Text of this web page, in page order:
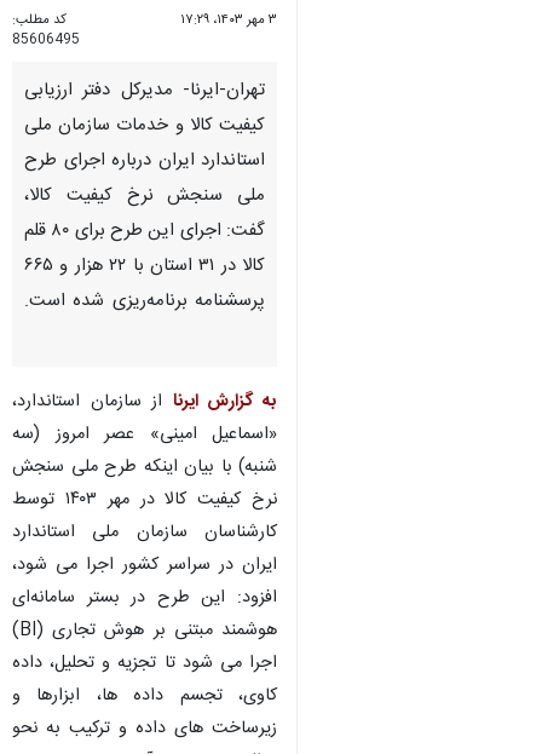
۳ مهر ۱۴۰۳، ۱۷:۲۹
کد مطلب:
85606495
تهران-ایرنا- مدیرکل دفتر ارزیابی
کیفیت کالا و خدمات سازمان ملی
استاندارد ایران درباره اجرای طرح
ملی سنجش نرخ کیفیت کالا،
گفت: اجرای این طرح برای ۸۰ قلم
کالا در ۳۱ استان با ۲۲ هزار و ۶۶۵
پرسشنامه برنامه‌ریزی شده است.
به گزارش ایرنا از سازمان استاندارد،
«اسماعیل امینی» عصر امروز (سه
شنبه)‌ با بیان اینکه طرح ملی سنجش
نرخ کیفیت کالا در مهر ۱۴۰۳ توسط
کارشناسان سازمان ملی استاندارد
ایران در سراسر کشور اجرا می شود،
افزود: این طرح در بستر سامانه‌ای
هوشمند مبتنی بر هوش تجاری (BI)
اجرا می شود تا تجزیه و تحلیل، داده
کاوی، تجسم داده ها، ابزارها و
زیرساخت های داده و ترکیب به نحو